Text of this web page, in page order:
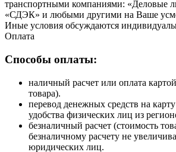
транспортными компаниями: «Деловые
«СДЭК» и любыми другими на Ваше
Иные условия обсуждаются
Оплата
Способы оплаты:
наличный расчет или оплата
товара).
перевод денежных средств на
удобства физических лиц из
безналичный расчет (стоимость
безналичному расчету не
юридических лиц.